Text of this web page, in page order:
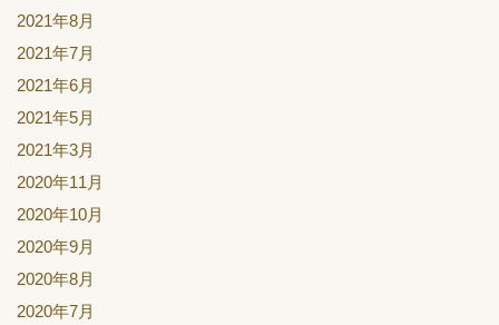
2021年8月
2021年7月
2021年6月
2021年5月
2021年3月
2020年11月
2020年10月
2020年9月
2020年8月
2020年7月